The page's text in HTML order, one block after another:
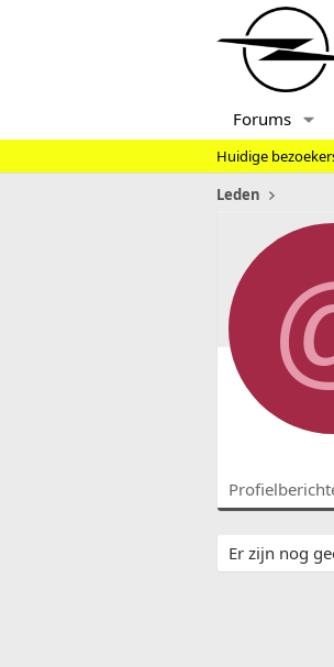
Forums
Huidige
Leden
Er zijn nog